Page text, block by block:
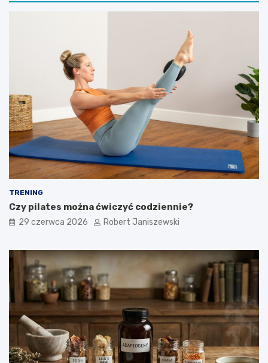
TRENING
Czy pilates można ćwiczyć codziennie?
29 czerwca 2026 Robert Janiszewski